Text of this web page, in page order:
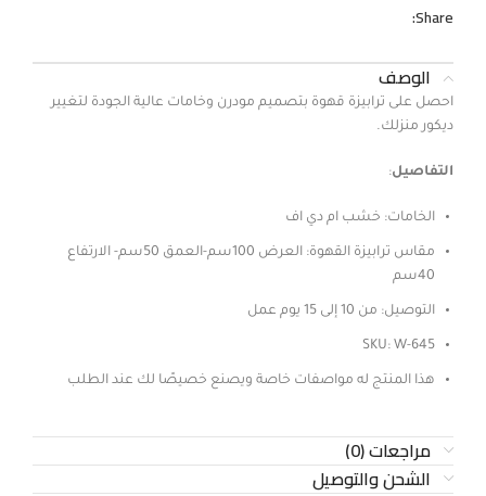
Share:
الوصف
احصل على ترابيزة قهوة بتصميم مودرن وخامات عالية الجودة لتغيير
ديكور منزلك.
التفاصيل:
الخامات: خشب ام دي اف
مقاس ترابيزة القهوة: العرض 100سم-العمق 50سم- الارتفاع
40سم
التوصيل: من 10 إلى 15 يوم عمل
SKU: W-645
هذا المنتج له مواصفات خاصة ويصنع خصيصًا لك عند الطلب
مراجعات (0)
الشحن والتوصيل